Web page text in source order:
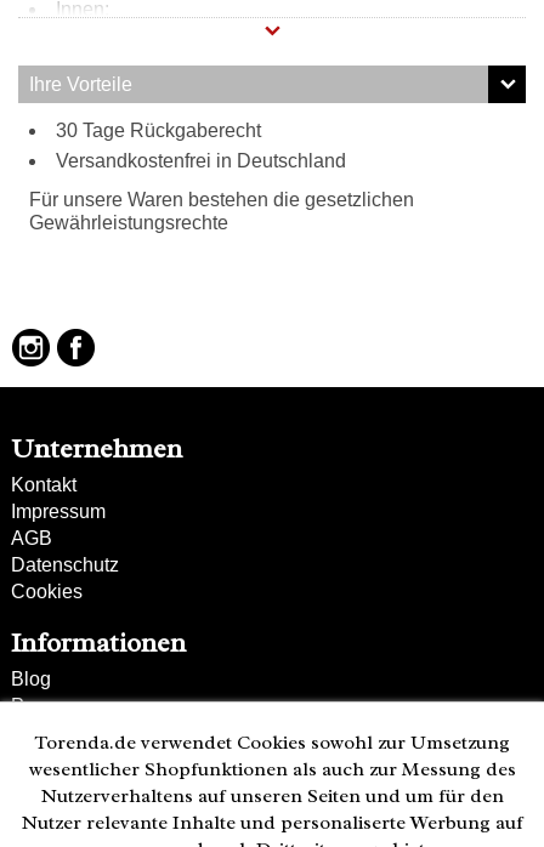
Innen:
1 Reißverschlussfach
Außen:
1 Reißverschlussfach
Tragweise:
Henkeltasche
Ihre Vorteile
30 Tage Rückgaberecht
Versandkostenfrei in Deutschland
Für unsere Waren bestehen die gesetzlichen
Gewährleistungsrechte
Unternehmen
Kontakt
Impressum
AGB
Datenschutz
Cookies
Informationen
Blog
Presse
Partner
Versand und Zahlung
Bestellung wiederrufen
Kunden-Hotline
Torenda.de verwendet Cookies sowohl zur Umsetzung
wesentlicher Shopfunktionen als auch zur Messung des
Nutzerverhaltens auf unseren Seiten und um für den
Nutzer relevante Inhalte und personaliserte Werbung auf